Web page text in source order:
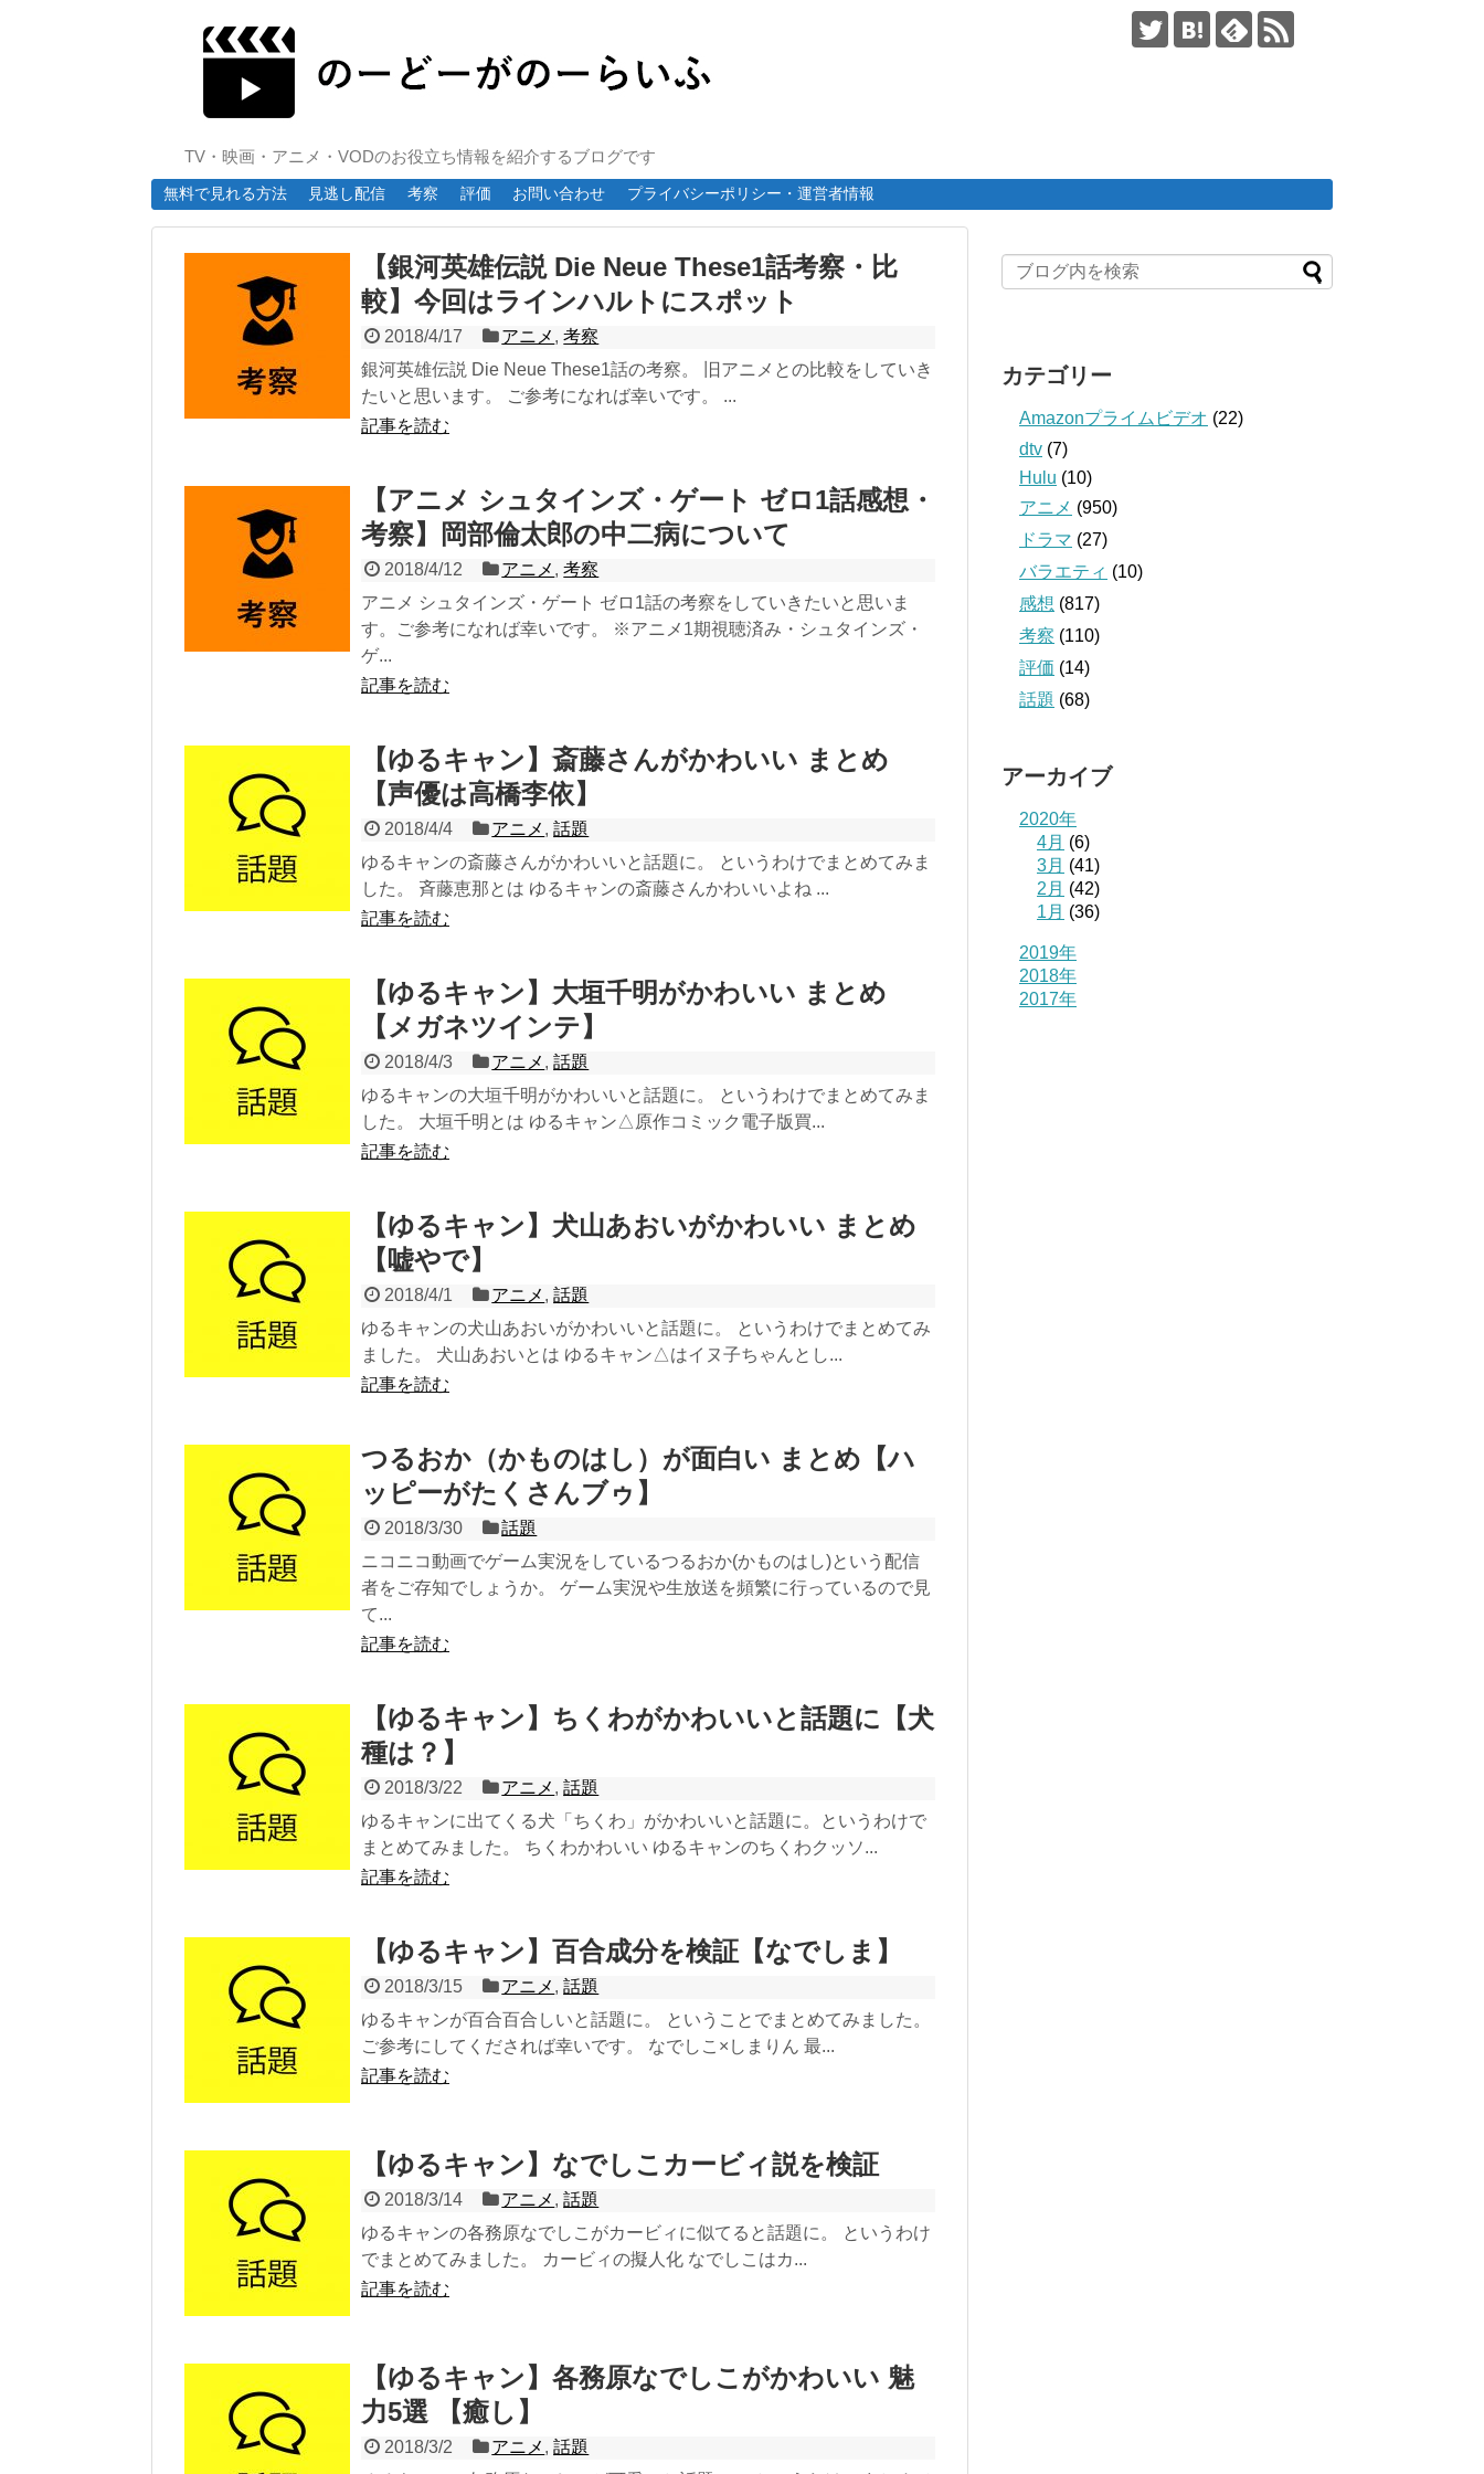
TV・映画・アニメ・VODのお役立ち情報を紹介するブログです
無料で見れる方法 見逃し配信 考察 評価 お問い合わせ プライバシーポリシー・運営者情報
【銀河英雄伝説 Die Neue These1話考察・比
較】今回はラインハルトにスポット
2018/4/17 アニメ ,考察
銀河英雄伝説 Die Neue These1話の考察。 旧アニメとの比較をしていき
たいと思います。 ご参考になれば幸いです。 ...
記事を読む
【アニメ シュタインズ・ゲート ゼロ1話感想・
考察】岡部倫太郎の中二病について
2018/4/12 アニメ ,考察
アニメ シュタインズ・ゲート ゼロ1話の考察をしていきたいと思いま
す。ご参考になれば幸いです。 ※アニメ1期視聴済み・シュタインズ・
ゲ...
記事を読む
【ゆるキャン】斎藤さんがかわいい まとめ
【声優は高橋李依】
2018/4/4 アニメ ,話題
ゆるキャンの斎藤さんがかわいいと話題に。 というわけでまとめてみま
した。 斉藤恵那とは ゆるキャンの斎藤さんかわいいよね ...
記事を読む
【ゆるキャン】大垣千明がかわいい まとめ
【メガネツインテ】
2018/4/3 アニメ ,話題
ゆるキャンの大垣千明がかわいいと話題に。 というわけでまとめてみま
した。 大垣千明とは ゆるキャン△原作コミック電子版買...
記事を読む
【ゆるキャン】犬山あおいがかわいい まとめ
【嘘やで】
2018/4/1 アニメ ,話題
ゆるキャンの犬山あおいがかわいいと話題に。 というわけでまとめてみ
ました。 犬山あおいとは ゆるキャン△はイヌ子ちゃんとし...
記事を読む
つるおか（かものはし）が面白い まとめ【ハ
ッピーがたくさんブゥ】
2018/3/30
話題
ニコニコ動画でゲーム実況をしているつるおか(かものはし)という配信
者をご存知でしょうか。 ゲーム実況や生放送を頻繁に行っているので見
て...
記事を読む
【ゆるキャン】ちくわがかわいいと話題に【犬
種は？】
2018/3/22 アニメ ,話題
ゆるキャンに出てくる犬「ちくわ」がかわいいと話題に。というわけで
まとめてみました。 ちくわかわいい ゆるキャンのちくわクッソ...
記事を読む
【ゆるキャン】百合成分を検証【なでしま】
2018/3/15 アニメ ,話題
ゆるキャンが百合百合しいと話題に。 ということでまとめてみました。
ご参考にしてくだされば幸いです。 なでしこ×しまりん 最...
記事を読む
【ゆるキャン】なでしこカービィ説を検証
2018/3/14 アニメ ,話題
ゆるキャンの各務原なでしこがカービィに似てると話題に。 というわけ
でまとめてみました。 カービィの擬人化 なでしこはカ...
記事を読む
【ゆるキャン】各務原なでしこがかわいい 魅
力5選 【癒し】
2018/3/2 アニメ ,話題
カテゴリー
Amazonプライムビデオ (22)
dtv (7)
Hulu (10)
アニメ (950)
ドラマ (27)
バラエティ (10)
感想 (817)
考察 (110)
評価 (14)
話題 (68)
アーカイブ
2020年
4月 (6)
3月 (41)
2月 (42)
1月 (36)
2019年
2018年
2017年